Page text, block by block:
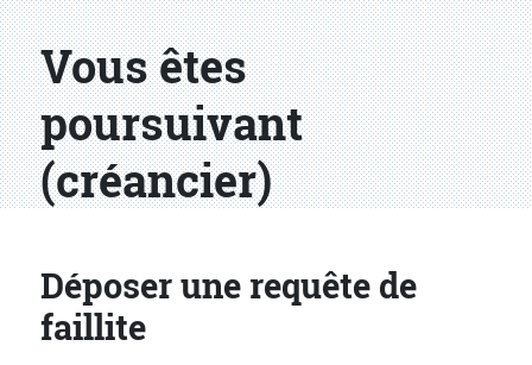
Vous êtes
poursuivant
(créancier)
Déposer une requête de
faillite